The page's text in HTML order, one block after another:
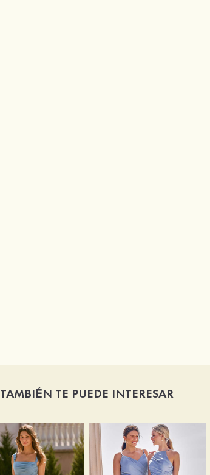
TAMBIÉN TE PUEDE INTERESAR